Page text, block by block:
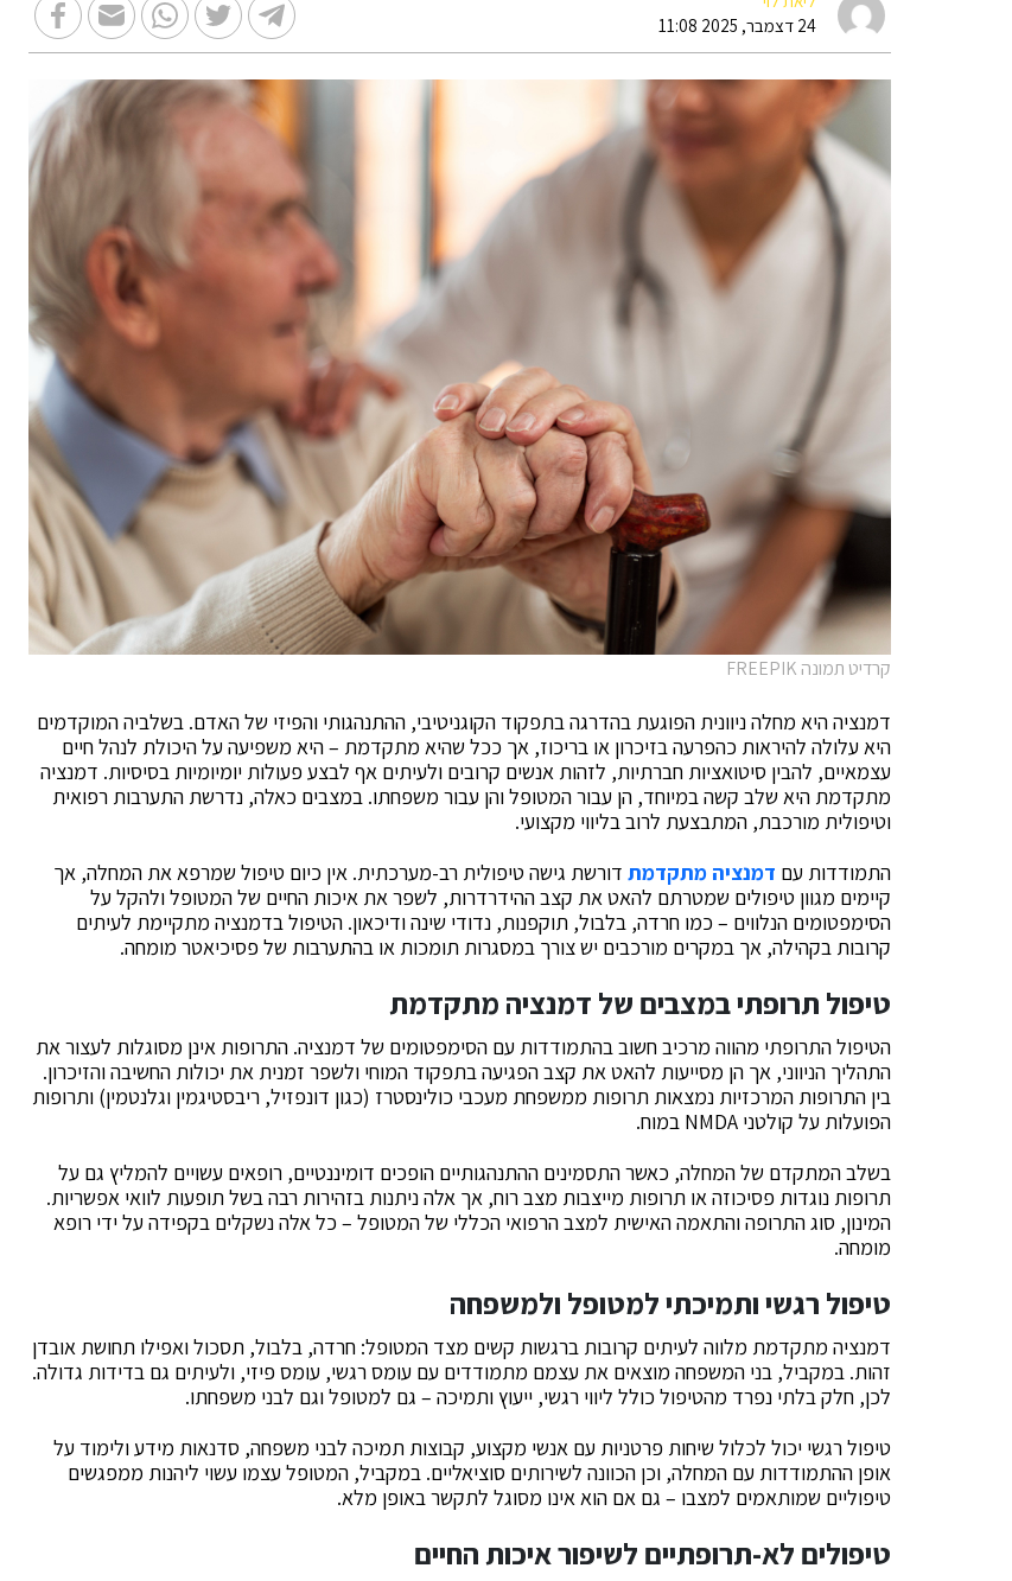
24 דצמבר, 2025 11:08
קרדיט תמונה FREEPIK
דמנציה היא מחלה ניוונית הפוגעת בהדרגה בתפקוד הקוגניטיבי, ההתנהגותי והפיזי של האדם. בשלביה המוקדמים
היא עלולה להיראות כהפרעה בזיכרון או בריכוז, אך ככל שהיא מתקדמת – היא משפיעה על היכולת לנהל חיים
עצמאיים, להבין סיטואציות חברתיות, לזהות אנשים קרובים ולעיתים אף לבצע פעולות יומיומיות בסיסיות. דמנציה
מתקדמת היא שלב קשה במיוחד, הן עבור המטופל והן עבור משפחתו. במצבים כאלה, נדרשת התערבות רפואית
וטיפולית מורכבת, המתבצעת לרוב בליווי מקצועי.
התמודדות עם דמנציה מתקדמת דורשת גישה טיפולית רב-מערכתית. אין כיום טיפול שמרפא את המחלה, אך
קיימים מגוון טיפולים שמטרתם להאט את קצב ההידרדרות, לשפר את איכות החיים של המטופל ולהקל על
הסימפטומים הנלווים – כמו חרדה, בלבול, תוקפנות, נדודי שינה ודיכאון. הטיפול בדמנציה מתקיימת לעיתים
קרובות בקהילה, אך במקרים מורכבים יש צורך במסגרות תומכות או בהתערבות של פסיכיאטר מומחה.
טיפול תרופתי במצבים של דמנציה מתקדמת
הטיפול התרופתי מהווה מרכיב חשוב בהתמודדות עם הסימפטומים של דמנציה. התרופות אינן מסוגלות לעצור את
התהליך הניווני, אך הן מסייעות להאט את קצב הפגיעה בתפקוד המוחי ולשפר זמנית את יכולות החשיבה והזיכרון.
בין התרופות המרכזיות נמצאות תרופות ממשפחת מעכבי כולינסטרז (כגון דונפזיל, ריבסטיגמין וגלנטמין) ותרופות
הפועלות על קולטני NMDA במוח.
בשלב המתקדם של המחלה, כאשר התסמינים ההתנהגותיים הופכים דומיננטיים, רופאים עשויים להמליץ גם על
תרופות נוגדות פסיכוזה או תרופות מייצבות מצב רוח, אך אלה ניתנות בזהירות רבה בשל תופעות לוואי אפשריות.
המינון, סוג התרופה והתאמה האישית למצב הרפואי הכללי של המטופל – כל אלה נשקלים בקפידה על ידי רופא
מומחה.
טיפול רגשי ותמיכתי למטופל ולמשפחה
דמנציה מתקדמת מלווה לעיתים קרובות ברגשות קשים מצד המטופל: חרדה, בלבול, תסכול ואפילו תחושת אובדן
זהות. במקביל, בני המשפחה מוצאים את עצמם מתמודדים עם עומס רגשי, עומס פיזי, ולעיתים גם בדידות גדולה.
לכן, חלק בלתי נפרד מהטיפול כולל ליווי רגשי, ייעוץ ותמיכה – גם למטופל וגם לבני משפחתו.
טיפול רגשי יכול לכלול שיחות פרטניות עם אנשי מקצוע, קבוצות תמיכה לבני משפחה, סדנאות מידע ולימוד על
אופן ההתמודדות עם המחלה, וכן הכוונה לשירותים סוציאליים. במקביל, המטופל עצמו עשוי ליהנות ממפגשים
טיפוליים שמותאמים למצבו – גם אם הוא אינו מסוגל לתקשר באופן מלא.
טיפולים לא-תרופתיים לשיפור איכות החיים